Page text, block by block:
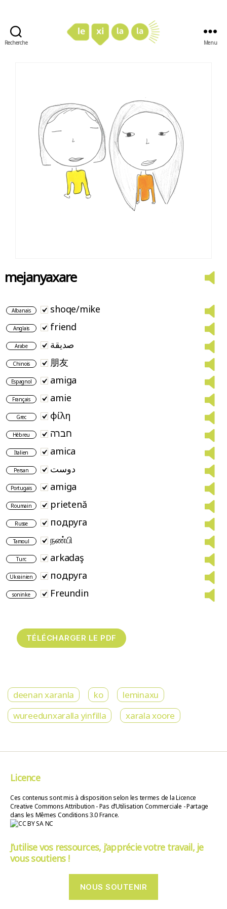
Recherche Menu
mejanyaxare
Albanais shoqe/mike
Anglais friend
Arabe صديقة
Chinois 朋友
Espagnol amiga
Français amie
Grec φίλη
Hébreu חברה
Italien amica
Persan دوست
Portugais amiga
Roumain prietenă
Russe подруга
Tamoul நண்பி
Turc arkadaş
Ukrainien подруга
soninke Freundin
deenan xaranla ko
leminaxu
wureedunxaralla yinfilla
xarala xoore
Licence
Ces contenus sont mis à disposition selon les termes de la Licence
Creative Commons Attribution - Pas d’Utilisation Commerciale - Partage
dans les Mêmes Conditions 3.0 France.
J’utilise vos ressources, j’apprécie votre travail, je
vous soutiens !
NOUS SOUTENIR